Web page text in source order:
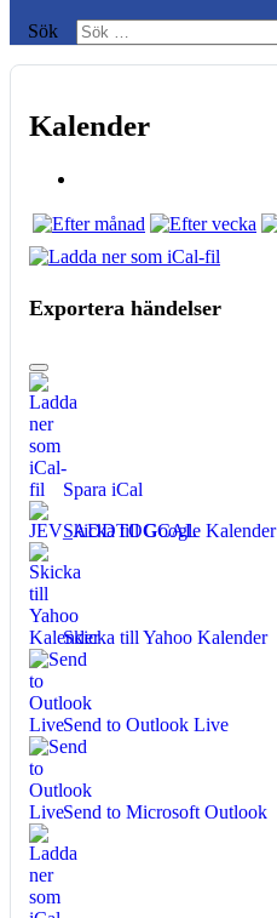
Sök
Kalender
Exportera händelser
Spara iCal
Skicka till Google Kalender
Skicka till Yahoo Kalender
Send to Outlook Live
Send to Microsoft Outlook